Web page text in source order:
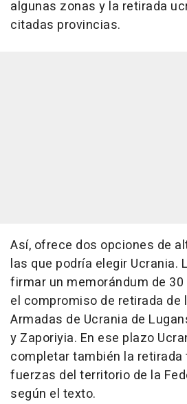
algunas zonas y la retirada
citadas provincias.
Así, ofrece dos opciones de
las que podría elegir Ucrania.
firmar un memorándum de
el compromiso de retirada de
Armadas de Ucrania de
y Zaporiyia. En ese plazo
completar también la
fuerzas del territorio de la
según el texto.